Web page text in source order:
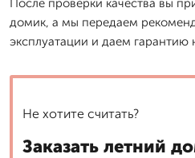
домик, а мы передаем
эксплуатации и даем
Не хотите считать?
Заказать летний